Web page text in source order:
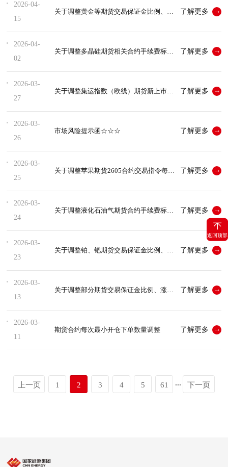
2026-04-
15
了解更多
2026-04-
02
关于调整多晶硅期货相关合约手续费标准、交易保证金比例及交易指令... 了解更多
2026-03-
27
关于调整集运指数（欧线）期货新上市合约交易保证金比例、涨跌停板幅... 了解更多
2026-03-
26
市场风险提示函☆☆☆ 了解更多
2026-03-
25
关于调整苹果期货2605合约交易指令每次最小开仓下单量的通知 了解更多
2026-03-
24
关于调整液化石油气期货合约手续费标准、涨跌停板幅度和交易保证金... 了解更多
2026-03-
23
了解更多
2026-03-
13
关于调整部分期货交易保证金比例、涨跌停板幅度的通知 了解更多
2026-03-
11
期货合约每次最小开仓下单数量调整 了解更多
上一页 1 2 3 4 5 ...
61 下一页
返回顶部